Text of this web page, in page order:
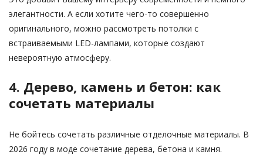
элегантности. А если хотите чего-то совершенно
оригинального, можно рассмотреть потолки с
встраиваемыми LED-лампами, которые создают
невероятную атмосферу.
4. Дерево, камень и бетон: как
сочетать материалы
Не бойтесь сочетать различные отделочные материалы. В
2026 году в моде сочетание дерева, бетона и камня.